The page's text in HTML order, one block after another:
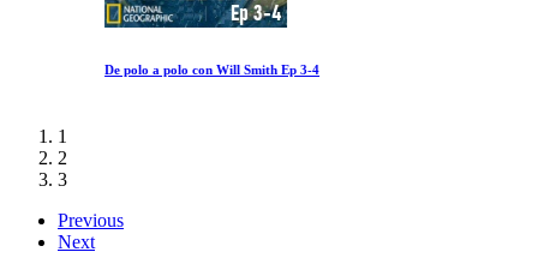
De polo a polo con Will Smith Ep 3-4
1
2
3
Previous
Next